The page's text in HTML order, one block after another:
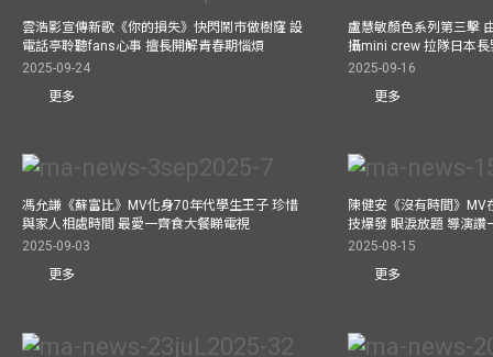
雲浩影宣傳新歌《你的損失》快閃鬧市做樹窿 設
電話亭聆聽fans心事 擅長開解青春期惱煩
2025-09-24
更多
盧慧敏顏色系列第三擊
攝mini crew 拉隊日本長
2025-09-16
更多
馮允謙《蘇富比》MV化身70年代學生王子 珍惜
與家人相處時間 最愛一齊食大餐睇電視
2025-09-03
更多
陳健安《沒有時間》
技爆發 眼淚放題 導演
2025-08-15
更多